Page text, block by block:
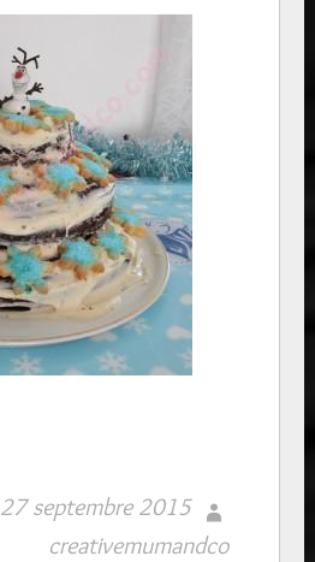
27 septembre 2015
creativemumandco